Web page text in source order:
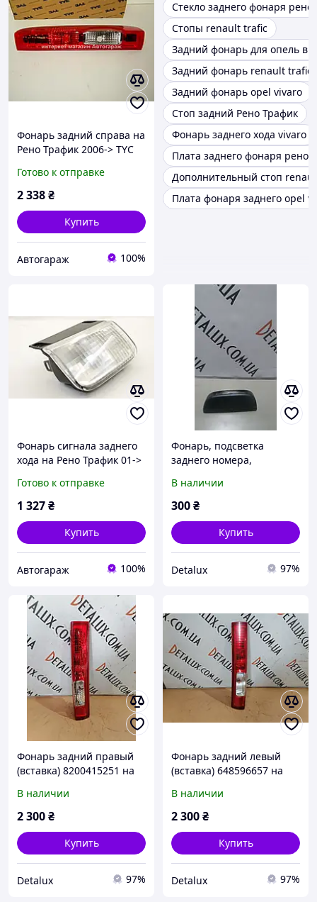
Фонарь задний справа на
Рено Трафик 2006-> TYC
Готово к отправке
2 338₴
Купить
Автогараж 100%
Стекло заднего фонаря рено
Стопы renault trafic
Задний фонарь для опель
Задний фонарь renault trafic
Задний фонарь opel vivaro
Стоп задний Рено Трафик
Фонарь заднего хода vivaro
Плата заднего фонаря рено
Дополнительный стоп
Плата фонаря заднего opel
Фонарь сигнала заднего
хода на Рено Трафик 01->
4421304RLDUE
Готово к отправке
1 327₴
Купить
Автогараж 100%
Фонарь, подсветка
заднего номера,
Trafic, Opel Vivaro, Nissan
Primastar, Рено Трафик,
В наличии
300₴
Купить
Detalux 97%
Фонарь задний правый
(вставка) 8200415251 на
Nissan Primastar, Рено
Трафик, Опель
В наличии
2 300₴
Купить
Detalux 97%
Фонарь задний левый
(вставка) 648596657 на
Nissan Primastar, Рено
Трафик, Опель
В наличии
2 300₴
Купить
Detalux 97%